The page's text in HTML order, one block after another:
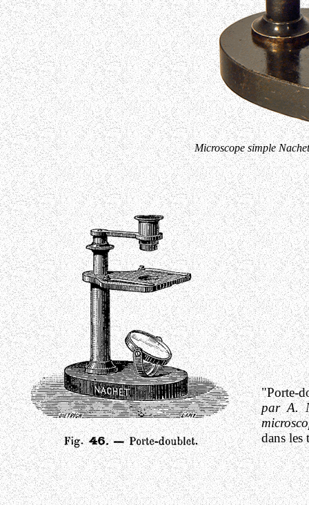
Microscope simple
"Porte-
par A.
dans les